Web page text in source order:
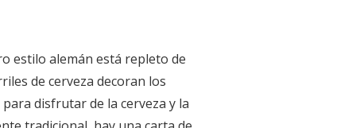
estilo alemán está repleto de
de cerveza decoran los
disfrutar de la cerveza y la